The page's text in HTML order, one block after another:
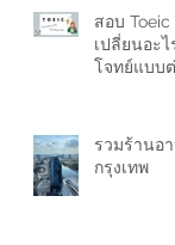
สอบ Toeic
เปลี่ยนอะ
โจทย์แบบ
รวมร้านอ
กรุงเทพ